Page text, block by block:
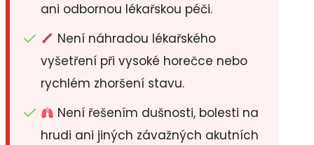
ani odbornou lékařskou péči.
Není náhradou lékařského
vyšetření při vysoké horečce nebo
rychlém zhoršení stavu.
Není řešením dušnosti, bolesti na
hrudi ani jiných závažných akutních